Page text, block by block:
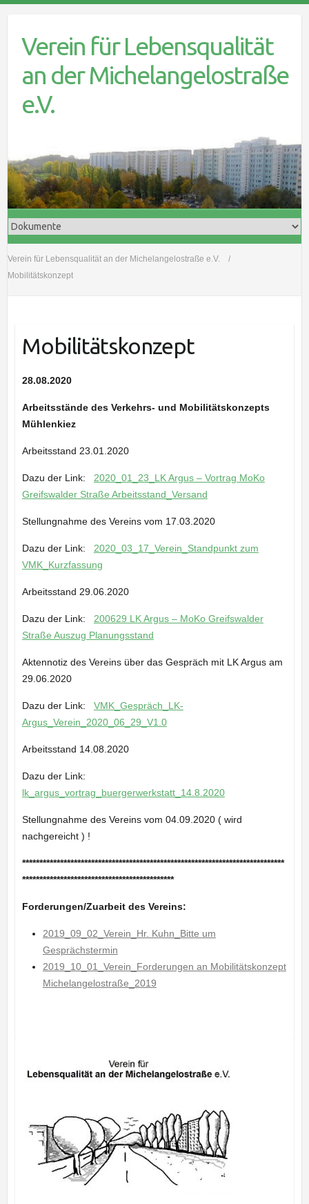
contentVerein für Lebensqualität
an der Michelangelostraße
e.V.
Verein für Lebensqualität an der Michelangelostraße e.V.
Mobilitätskonzept
Mobilitätskonzept
28.08.2020
Arbeitsstände des Verkehrs- und Mobilitätskonzepts
Mühlenkiez
Arbeitsstand 23.01.2020
Dazu der Link: 2020_01_23_LK Argus – Vortrag MoKo
Greifswalder Straße Arbeitsstand_Versand
Stellungnahme des Vereins vom 17.03.2020
Dazu der Link: 2020_03_17_Verein_Standpunkt zum
VMK_Kurzfassung
Arbeitsstand 29.06.2020
Dazu der Link: 200629 LK Argus – MoKo Greifswalder
Straße Auszug Planungsstand
Aktennotiz des Vereins über das Gespräch mit LK Argus am
29.06.2020
Dazu der Link: VMK_Gespräch_LK-
Argus_Verein_2020_06_29_V1.0
Arbeitsstand 14.08.2020
Dazu der Link:
lk_argus_vortrag_buergerwerkstatt_14.8.2020
Stellungnahme des Vereins vom 04.09.2020 ( wird
nachgereicht ) !
****************************************************************************
********************************************
Forderungen/Zuarbeit des Vereins:
2019_09_02_Verein_Hr. Kuhn_Bitte um
Gesprächstermin
2019_10_01_Verein_Forderungen an Mobilitätskonzept
Michelangelostraße_2019